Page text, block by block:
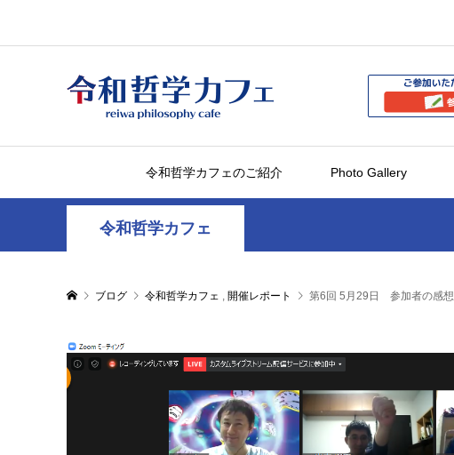
令和哲学カフェのご紹介 Photo Gallery
令和哲学カフェ
ブログ 令和哲学カフェ , 開催レポート 第6回 5月29日 参加者の感想